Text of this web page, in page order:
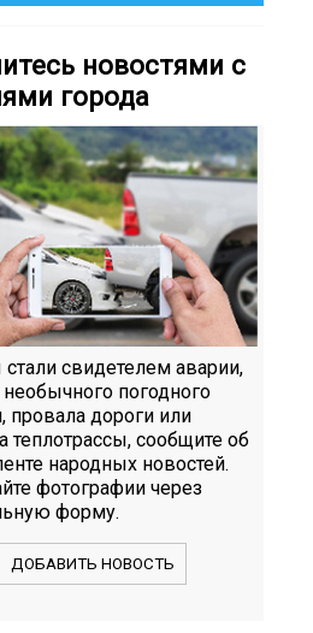
новостями с
города
свидетелем аварии,
погодного
провала дороги или
теплотрассы, сообщите об
народных новостей.
фотографии через
форму.
ДОБАВИТЬ НОВОСТЬ